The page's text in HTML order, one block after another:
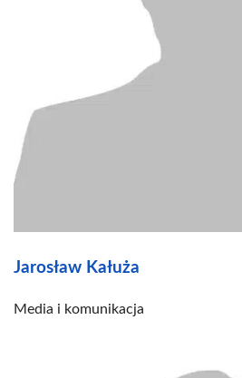
Jarosław Kałuża
Media i komunikacja